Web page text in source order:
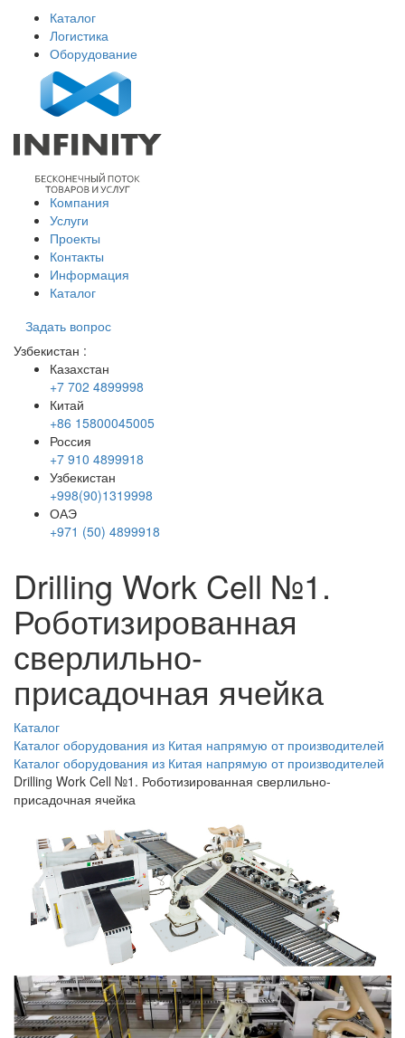
Каталог
Логистика
Оборудование
Компания
Услуги
Проекты
Контакты
Информация
Каталог
Задать вопрос
Узбекистан :
Казахстан
+7 702 4899998
Китай
+86 15800045005
Россия
+7 910 4899918
Узбекистан
+998(90)1319998
ОАЭ
+971 (50) 4899918
Drilling Work Cell №1.
Роботизированная
сверлильно-
присадочная ячейка
Каталог
Каталог оборудования из Китая напрямую от производителей
Каталог оборудования из Китая напрямую от производителей
Drilling Work Cell №1. Роботизированная сверлильно-
присадочная ячейка